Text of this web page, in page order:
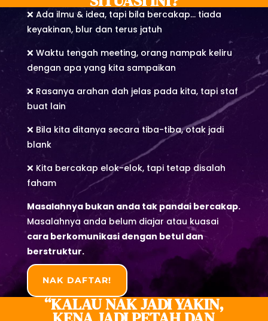
❌ Ada ilmu & idea, tapi bila bercakap… tiada
keyakinan, blur dan terus jatuh
❌ Waktu tengah meeting, orang nampak keliru
dengan apa yang kita sampaikan
❌ Rasanya arahan dah jelas pada kita, tapi staf
buat lain
❌ Bila kita ditanya secara tiba-tiba, otak jadi
blank
❌ Kita bercakap elok-elok, tapi tetap disalah
faham
Masalahnya bukan anda tak pandai bercakap.
Masalahnya anda belum diajar atau kuasai
cara berkomunikasi dengan betul dan
berstruktur.
NAK DAFTAR!
“KALAU NAK JADI YAKIN,